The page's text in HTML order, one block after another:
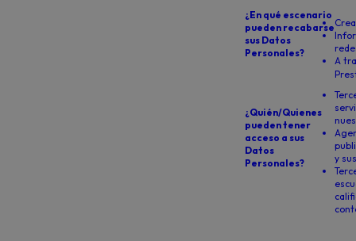
¿En qué escenario
pueden recabarse
sus Datos
Personales?
A
¿Quién/Quienes
pueden tener
acceso a sus
Datos
Personales?
y